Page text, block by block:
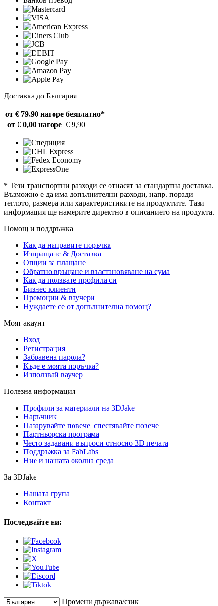
Доставка до България
от € 79,90 нагоре безплатно*
от € 0,00 нагоре € 9,90
* Тези транспортни разходи се отнасят за стандартна доставка.
Възможно е да има допълнителни разходи, напр. поради
теглото, размера или характеристиките на продуктите. Тази
информация ще намерите директно в описанието на продукта.
Помощ и поддръжка
Как да направите поръчка
Изпращане & Доставка
Опции за плащане
Обратно връщане и възстановяване на сума
Как да ползвате профила си
Бизнес клиенти
Промоции & ваучери
Нуждаете се от допълнителна помощ?
Моят акаунт
Вход
Регистрация
Забравена парола?
Къде е моята поръчка?
Използвай ваучер
Полезна информация
Профили за материали на 3DJake
Наръчник
Пазарувайте повече, спестявайте повече
Партньорска програма
Често задавани въпроси относно 3D печата
Поддръжка за FabLabs
Ние и нашата околна среда
За 3DJake
Нашата група
Контакт
Последвайте ни:
Промени държава/език